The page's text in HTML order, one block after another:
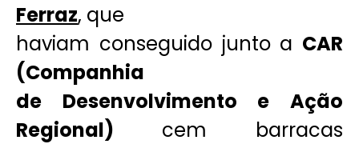
Ferraz, que
haviam conseguido junto a CAR
(Companhia
de Desenvolvimento e Ação
Regional) cem barracas